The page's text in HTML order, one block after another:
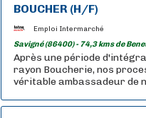
BOUCHER (H/F)
Emploi Intermarché
Savigné (86400) - 74,3 kms de
Après une période
rayon Boucherie, nos
véritable ambassadeur de